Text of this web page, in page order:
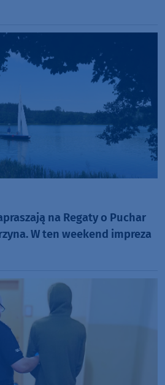
na Regaty o Puchar
W ten weekend impreza